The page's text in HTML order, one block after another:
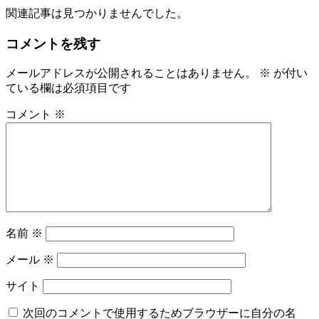
関連記事は見つかりませんでした。
コメントを残す
メールアドレスが公開されることはありません。 ※ が付い
ている欄は必須項目です
コメント ※
名前 ※
メール ※
サイト
次回のコメントで使用するためブラウザーに自分の名